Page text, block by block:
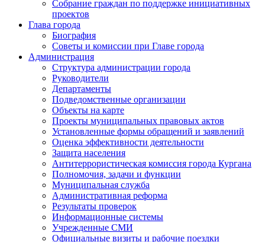
Собрание граждан по поддержке инициативных
проектов
Глава города
Биография
Советы и комиссии при Главе города
Администрация
Структура администрации города
Руководители
Департаменты
Подведомственные организации
Объекты на карте
Проекты муниципальных правовых актов
Установленные формы обращений и заявлений
Оценка эффективности деятельности
Защита населения
Антитеррористическая комиссия города Кургана
Полномочия, задачи и функции
Муниципальная служба
Административная реформа
Результаты проверок
Информационные системы
Учрежденные СМИ
Официальные визиты и рабочие поездки